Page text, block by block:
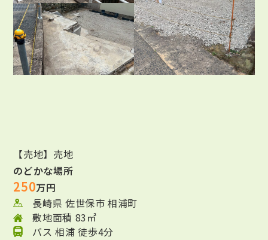
【売地】売地
のどかな場所
250万円
長崎県 佐世保市 相浦町
敷地面積 83㎡
バス 相浦 徒歩4分